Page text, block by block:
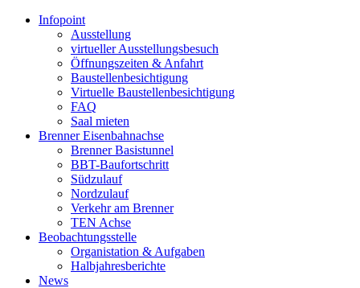
Infopoint
Ausstellung
virtueller Ausstellungsbesuch
Öffnungszeiten & Anfahrt
Baustellenbesichtigung
Virtuelle Baustellenbesichtigung
FAQ
Saal mieten
Brenner Eisenbahnachse
Brenner Basistunnel
BBT-Baufortschritt
Südzulauf
Nordzulauf
Verkehr am Brenner
TEN Achse
Beobachtungsstelle
Organistation & Aufgaben
Halbjahresberichte
News